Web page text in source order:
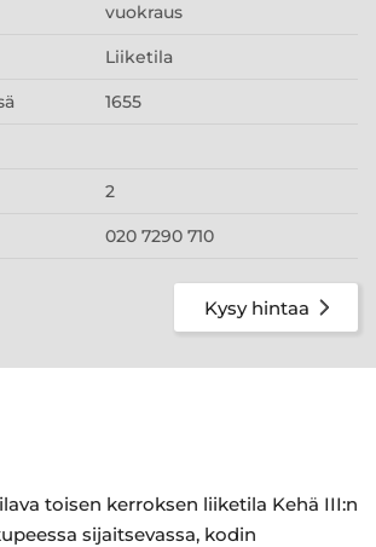
vuokraus
Liiketila
1655
2
020 7290 710
Kysy hintaa
toisen kerroksen liiketila Kehä III:n
sijaitsevassa, kodin